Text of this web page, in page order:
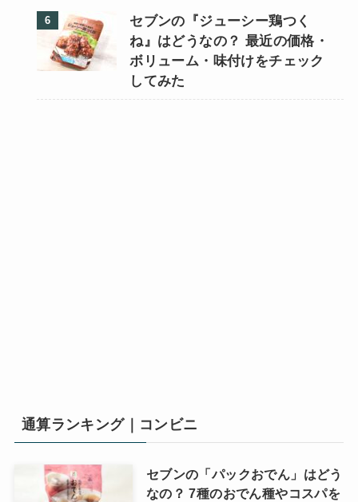
セブンの『ジューシー鶏つく
ね』はどうなの？ 最近の価格・
ボリューム・味付けをチェック
してみた
通算ランキング｜コンビニ
セブンの「パックおでん」はどう
なの？ 7種のおでん種やコスパを